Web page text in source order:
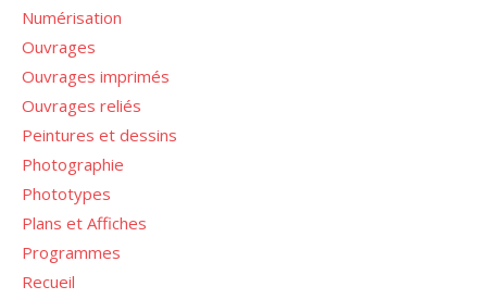
Numérisation
Ouvrages
Ouvrages imprimés
Ouvrages reliés
Peintures et dessins
Photographie
Phototypes
Plans et Affiches
Programmes
Recueil